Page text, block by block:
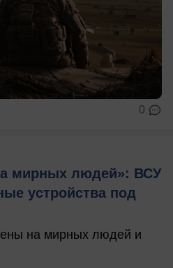
0
мирных людей»: ВСУ
устройства под
на мирных людей и